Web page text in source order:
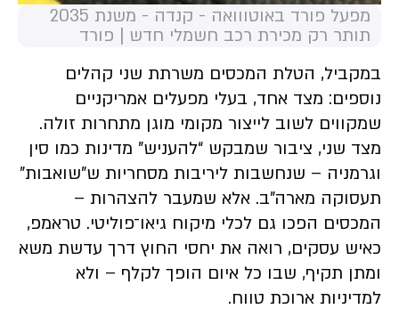
מפעל פורד באוטווואה - קנדה - משנת 2035
תותר רק מכירת רכב חשמלי חדש | פורד
במקביל, הטלת המכסים משרתת שני קהלים
נוספים: מצד אחד, בעלי מפעלים אמריקניים
שמקווים לשוב לייצור מקומי מוגן מתחרות זולה.
מצד שני, ציבור שמבקש “להעניש” מדינות כמו סין
וגרמניה – שנחשבות ליריבות מסחריות ש”שואבות”
תעסוקה מארה”ב. אלא שמעבר להצהרות –
המכסים הפכו גם לכלי מיקוח גיאו־פוליטי. טראמפ,
כאיש עסקים, רואה את יחסי החוץ דרך עדשת משא
ומתן תקיף, שבו כל איום הופך לקלף – ולא
למדיניות ארוכת טווח.